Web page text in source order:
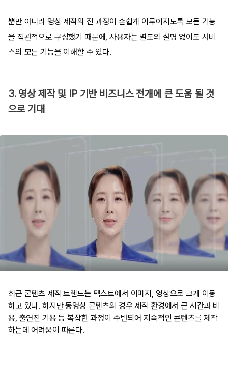
뿐만 아니라 영상 제작의 전 과정이 손쉽게 이루어지도록 모든 기능
을 직관적으로 구성했기 때문에, 사용자는 별도의 설명 없이도 서비
스의 모든 기능을 이해할 수 있다.
3. 영상 제작 및 IP 기반 비즈니스 전개에 큰 도움 될 것
으로 기대
최근 콘텐츠 제작 트렌드는 텍스트에서 이미지, 영상으로 크게 이동
하고 있다. 하지만 동영상 콘텐츠의 경우 제작 환경에서 큰 시간과 비
용, 출연진 기용 등 복잡한 과정이 수반되어 지속적인 콘텐츠를 제작
하는데 어려움이 따른다.